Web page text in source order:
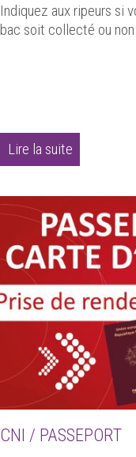
Indiquez aux ripeurs si
bac soit collecté ou non
Lire la suite
CNI / PASSEPORT